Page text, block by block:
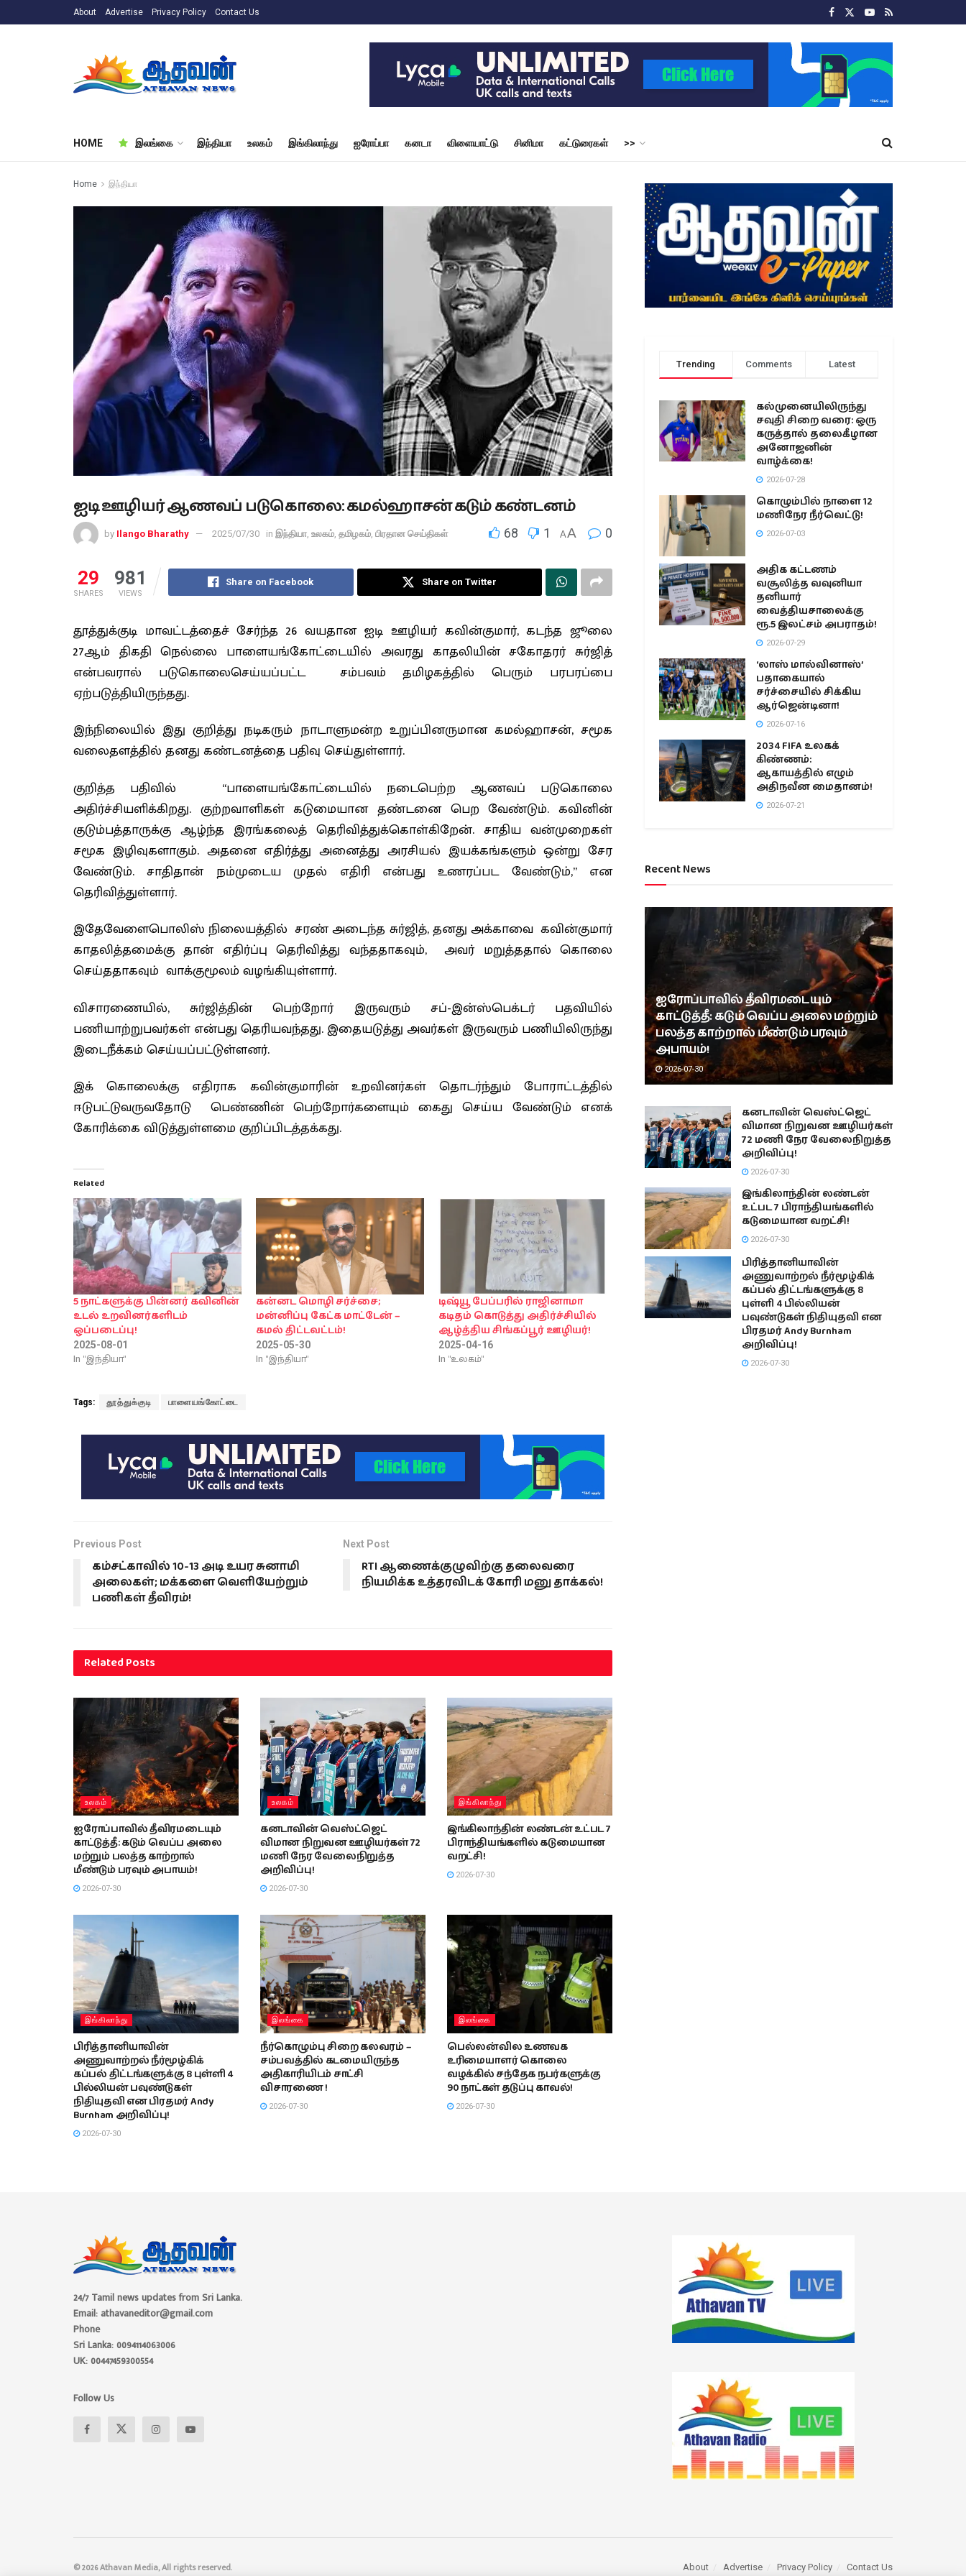
About Advertise Privacy Policy Contact Us
HOME இலங்கை இந்தியா உலகம் இங்கிலாந்து ஐரோப்பா கனடா விளையாட்டு சினிமா கட்டுரைகள் >>
Home இந்தியா
ஐடி ஊழியர் ஆணவப் படுகொலை: கமல்ஹாசன் கடும் கண்டனம்
by Ilango Bharathy 2025/07/30 in இந்தியா உலகம் தமிழகம் பிரதான செய்திகள் 68 1 AA 0
29
SHARES
981
VIEWS
Share on Facebook Share on Twitter
தூத்துக்குடி மாவட்டத்தைச் சேர்ந்த 26 வயதான ஐடி ஊழியர் கவின்குமார், கடந்த ஜூலை
27ஆம் திகதி நெல்லை பாளையங்கோட்டையில் அவரது காதலியின் சகோதரர் சுர்ஜித்
என்பவரால் படுகொலைசெய்யப்பட்ட சம்பவம் தமிழகத்தில் பெரும் பரபரப்பை
ஏற்படுத்தியிருந்தது.
இந்நிலையில் இது குறித்து நடிகரும் நாடாளுமன்ற உறுப்பினருமான கமல்ஹாசன், சமூக
வலைதளத்தில் தனது கண்டனத்தை பதிவு செய்துள்ளார்.
குறித்த பதிவில் “பாளையங்கோட்டையில் நடைபெற்ற ஆணவப் படுகொலை
அதிர்ச்சியளிக்கிறது. குற்றவாளிகள் கடுமையான தண்டனை பெற வேண்டும். கவினின்
குடும்பத்தாருக்கு ஆழ்ந்த இரங்கலைத் தெரிவித்துக்கொள்கிறேன். சாதிய வன்முறைகள்
சமூக இழிவுகளாகும். அதனை எதிர்த்து அனைத்து அரசியல் இயக்கங்களும் ஒன்று சேர
வேண்டும். சாதிதான் நம்முடைய முதல் எதிரி என்பது உணரப்பட வேண்டும்,” என
தெரிவித்துள்ளார்.
இதேவேளைபொலிஸ் நிலையத்தில் சரண் அடைந்த சுர்ஜித், தனது அக்காவை கவின்குமார்
காதலித்தமைக்கு தான் எதிர்ப்பு தெரிவித்து வந்ததாகவும், அவர் மறுத்ததால் கொலை
செய்ததாகவும் வாக்குமூலம் வழங்கியுள்ளார்.
விசாரணையில், சுர்ஜித்தின் பெற்றோர் இருவரும் சப்-இன்ஸ்பெக்டர் பதவியில்
பணியாற்றுபவர்கள் என்பது தெரியவந்தது. இதையடுத்து அவர்கள் இருவரும் பணியிலிருந்து
இடைநீக்கம் செய்யப்பட்டுள்ளனர்.
இக் கொலைக்கு எதிராக கவின்குமாரின் உறவினர்கள் தொடர்ந்தும் போராட்டத்தில்
ஈடுபட்டுவருவதோடு பெண்ணின் பெற்றோர்களையும் கைது செய்ய வேண்டும் எனக்
கோரிக்கை விடுத்துள்ளமை குறிப்பிடத்தக்கது.
Related
5 நாட்களுக்கு பின்னர் கவினின்
உடல் உறவினர்களிடம்
ஒப்படைப்பு!
2025-08-01
In "இந்தியா"
கன்னட மொழி சர்ச்சை;
மன்னிப்பு கேட்க மாட்டேன் –
கமல் திட்டவட்டம்!
2025-05-30
In "இந்தியா"
டிஷ்யூ பேப்பரில் ராஜினாமா
கடிதம் கொடுத்து அதிர்ச்சியில்
ஆழ்த்திய சிங்கப்பூர் ஊழியர்!
2025-04-16
In "உலகம்"
Tags: தூத்துக்குடி பாளையங்கோட்டை
Previous Post
கம்சட்காவில் 10-13 அடி உயர சுனாமி
அலைகள்; மக்களை வெளியேற்றும்
பணிகள் தீவிரம்!
Next Post
RTI ஆணைக்குழுவிற்கு தலைவரை
நியமிக்க உத்தரவிடக் கோரி மனு தாக்கல்!
RelatedPosts
உலகம்
ஐரோப்பாவில் தீவிரமடையும்
காட்டுத்தீ: கடும் வெப்ப அலை
மற்றும் பலத்த காற்றால்
மீண்டும் பரவும் அபாயம்!
2026-07-30
உலகம்
கனடாவின் வெஸ்ட்ஜெட்
விமான நிறுவன ஊழியர்கள் 72
மணி நேர வேலைநிறுத்த
அறிவிப்பு!
2026-07-30
இங்கிலாந்து
இங்கிலாந்தின் லண்டன் உட்பட 7
பிராந்தியங்களில் கடுமையான
வறட்சி!
2026-07-30
இங்கிலாந்து
பிரித்தானியாவின்
அணுவாற்றல் நீர்மூழ்கிக்
கப்பல் திட்டங்களுக்கு 8 புள்ளி 4
பில்லியன் பவுண்டுகள்
நிதியுதவி என பிரதமர் Andy
Burnham அறிவிப்பு!
2026-07-30
இலங்கை
நீர்கொழும்பு சிறை கலவரம் –
சம்பவத்தில் கடமையிருந்த
அதிகாரியிடம் சாட்சி
விசாரணை !
2026-07-30
இலங்கை
பெல்லன்வில உணவக
உரிமையாளர் கொலை
வழக்கில் சந்தேக நபர்களுக்கு
90 நாட்கள் தடுப்பு காவல்!
2026-07-30
Trending Comments Latest
கல்முனையிலிருந்து
சவுதி சிறை வரை: ஒரு
கருத்தால் தலைகீழான
அனோஜனின்
வாழ்க்கை!
2026-07-28
கொழும்பில் நாளை 12
மணிநேர நீர்வெட்டு!
2026-07-03
அதிக கட்டணம்
வசூலித்த வவுனியா
தனியார்
வைத்தியசாலைக்கு
ரூ.5 இலட்சம் அபராதம்!
2026-07-29
‘லாஸ் மால்வினாஸ்’
பதாகையால்
சர்ச்சையில் சிக்கிய
ஆர்ஜென்டினா!
2026-07-16
2034 FIFA உலகக்
கிண்ணம்:
ஆகாயத்தில் எழும்
அதிநவீன மைதானம்!
2026-07-21
Recent News
ஐரோப்பாவில் தீவிரமடையும்
காட்டுத்தீ: கடும் வெப்ப அலை மற்றும்
பலத்த காற்றால் மீண்டும் பரவும்
அபாயம்!
2026-07-30
கனடாவின் வெஸ்ட்ஜெட்
விமான நிறுவன ஊழியர்கள்
72 மணி நேர வேலைநிறுத்த
அறிவிப்பு!
2026-07-30
இங்கிலாந்தின் லண்டன்
உட்பட 7 பிராந்தியங்களில்
கடுமையான வறட்சி!
2026-07-30
பிரித்தானியாவின்
அணுவாற்றல் நீர்மூழ்கிக்
கப்பல் திட்டங்களுக்கு 8
புள்ளி 4 பில்லியன்
பவுண்டுகள் நிதியுதவி என
பிரதமர் Andy Burnham
அறிவிப்பு!
2026-07-30
24/7 Tamil news updates from Sri Lanka.
Email: athavaneditor@gmail.com
Phone
Sri Lanka: 0094114063006
UK: 00447459300554
Follow Us
About Advertise Privacy Policy Contact Us
© 2026 Athavan Media, All rights reserved.